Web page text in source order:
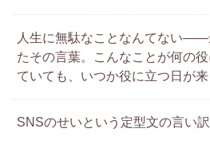
人生に無駄なことなんてない――
たその言葉。こんなことが何の
ていても、いつか役に立つ日が来
SNSのせいという定型文の言い訳